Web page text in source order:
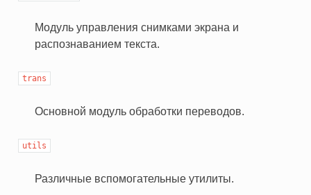
Модуль управления снимками экрана и
распознаванием текста.
trans
Основной модуль обработки переводов.
utils
Различные вспомогательные утилиты.